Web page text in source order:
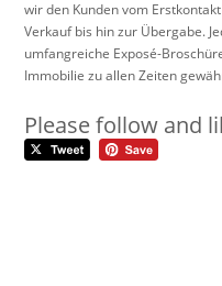
wir den Kunden vom
Verkauf bis hin zur Übergabe.
umfangreiche Exposé-
Immobilie zu allen Zeiten
Please follow and